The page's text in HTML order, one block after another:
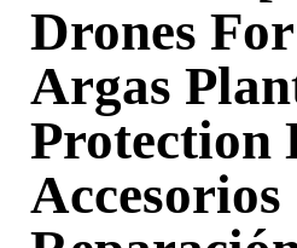
Drones
Argas
Protection
Accesorios